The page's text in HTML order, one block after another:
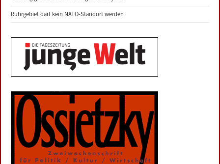
Ruhrgebiet darf kein NATO-Standort werden